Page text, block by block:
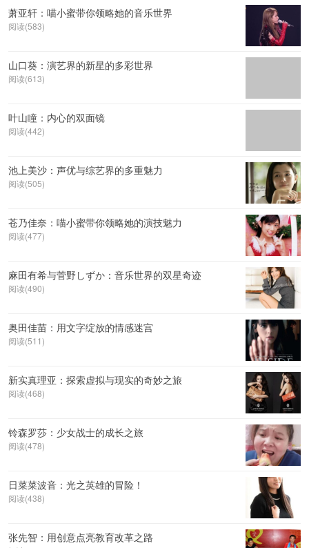
萧亚轩：喵小蜜带你领略她的音乐世界
阅读(583)
山口葵：演艺界的新星的多彩世界
阅读(613)
叶山瞳：内心的双面镜
阅读(442)
池上美沙：声优与综艺界的多重魅力
阅读(505)
苍乃佳奈：喵小蜜带你领略她的演技魅力
阅读(477)
麻田有希与菅野しずか：音乐世界的双星奇迹
阅读(490)
奥田佳苗：用文字绽放的情感迷宫
阅读(511)
新实真理亚：探索虚拟与现实的奇妙之旅
阅读(468)
铃森罗莎：少女战士的成长之旅
阅读(478)
日菜菜波音：光之英雄的冒险！
阅读(438)
张先智：用创意点亮教育改革之路